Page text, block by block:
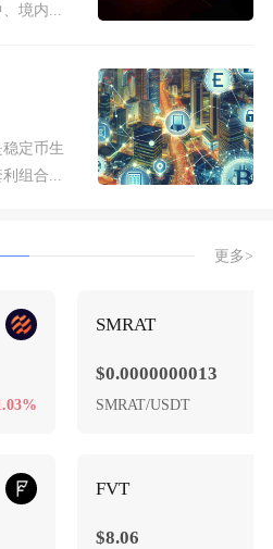
境内...
定币生
组合...
更多>
SMRAT
$0.0000000013
SMRAT/USDT
FVT
$8.06